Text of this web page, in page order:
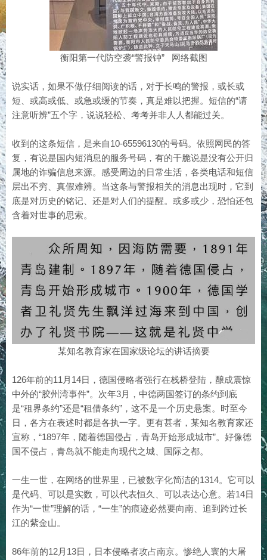
衡阳第一代防空袭“警报钟” 网络截图
说实话，如果不做仔细阅读的话，对于长鸣的警报，或长或
短、或高或低、或急或缓的节奏，真是难以把握。短信的“请
注意听辨”五个字，说说轻松、考考并非人人都能过关。
收到的这条短信，是来自10-65596130的号码。依照网民的答
复，有说是国内短消息的服务号码，有的干脆说是没有公开归
属地的诈骗信息来源。感受周边的日常生活，各类电话和短信
层出不穷、真假难辨。当这条与警报相关的消息出现时，它到
底是对历史的铭记、还是对人们的提醒。或多或少，恐怕还包
含着对世事的思索。
某知名教育家在国家级论坛的讲话摘要
126年前的11月14日，德国侵略者强行在栈桥登陆，酿成震惊
中外的“胶州湾事件”。次年3月，中德两国签订的条约到底
是“租界条约”还是“租借条约”，这不是一个历史悬案。时至今
日，各方在表述时都是各执一字。更有甚者，某知名教育家还
宣称，“1897年，随着德国侵占，青岛开始形成城市”。好像德
国不侵占，青岛就不能走向现代之城、国际之都。
一生一世，在网络的世界里，已被数字化简洁的1314。它可以
是代码、可以是实数，可以代表恒久、可以表达心意。若14日
作为“一世”理解的话，“一生”的痕迹必然要向南、追到跨过长
江的紫金山。
86年前的12月13日，日本侵略者攻占南京。惨绝人寰的大屠